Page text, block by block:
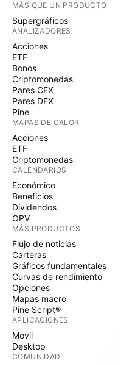
MÁS QUE UN PRODUCTO
Supergráficos
ANALIZADORES
Acciones
ETF
Bonos
Criptomonedas
Pares CEX
Pares DEX
Pine
MAPAS DE CALOR
Acciones
ETF
Criptomonedas
CALENDARIOS
Económico
Beneficios
Dividendos
OPV
MÁS PRODUCTOS
Flujo de noticias
Carteras
Gráficos fundamentales
Curvas de rendimiento
Opciones
Mapas macro
Pine Script®
APLICACIONES
Móvil
Desktop
COMUNIDAD